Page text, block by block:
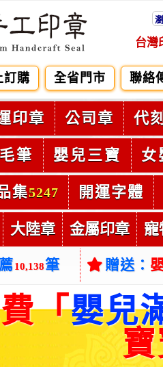
台灣
訂購 全省門市 聯絡
印章 公司章 代
筆 嬰兒三寶 女
集5247 開運字體
大陸章 金屬印章 寵
10,138筆 贈送：
「嬰兒